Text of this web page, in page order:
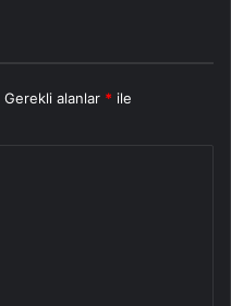
Gerekli alanlar * ile